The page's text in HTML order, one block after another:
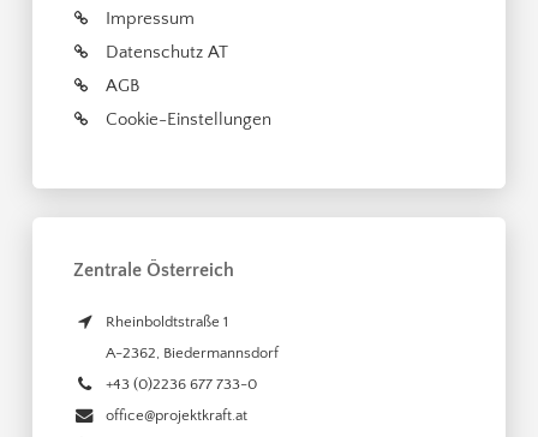
Impressum
Datenschutz AT
AGB
Cookie-Einstellungen
Zentrale Österreich
Rheinboldtstraße 1
A-2362, Biedermannsdorf
+43 (0)2236 677 733-0
office@projektkraft.at